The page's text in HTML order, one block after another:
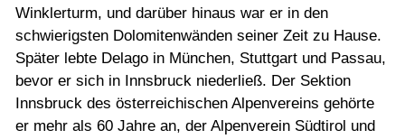
Winklerturm, und darüber hinaus war er in den
schwierigsten Dolomitenwänden seiner Zeit zu Hause.
Später lebte Delago in München, Stuttgart und Passau,
bevor er sich in Innsbruck niederließ. Der Sektion
Innsbruck des österreichischen Alpenvereins gehörte
er mehr als 60 Jahre an, der Alpenverein Südtirol und